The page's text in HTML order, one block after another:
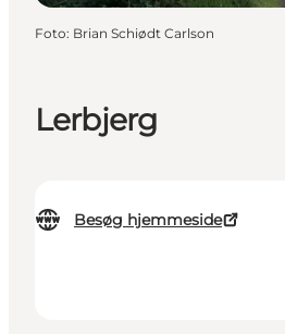
Lerbjerg
Besøg hjemmeside
Foto: Brian Schiødt Carlson